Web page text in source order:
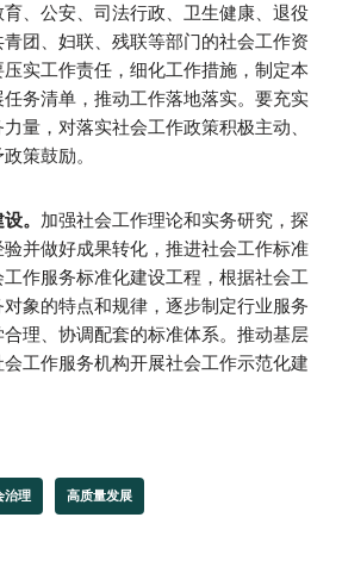
、公安、司法行政、卫生健康、退役
团、妇联、残联等部门的社会工作资
实工作责任，细化工作措施，制定本
务清单，推动工作落地落实。要充实
量，对落实社会工作政策积极主动、
策鼓励。
。 加强社会工作理论和实务研究，探
并做好成果转化，推进社会工作标准
作服务标准化建设工程，根据社会工
象的特点和规律，逐步制定行业服务
理、协调配套的标准体系。推动基层
工作服务机构开展社会工作示范化建
治理 高质量发展